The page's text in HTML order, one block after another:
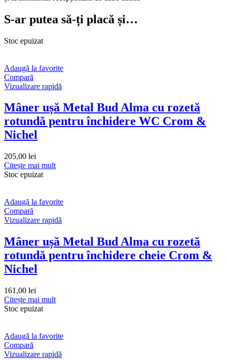
S-ar putea să-ți placă și…
Stoc epuizat
Adaugă la favorite
Compară
Vizualizare rapidă
Mâner ușă Metal Bud Alma cu rozetă
rotundă pentru închidere WC Crom &
Nichel
205,00 lei
Citește mai mult
Stoc epuizat
Adaugă la favorite
Compară
Vizualizare rapidă
Mâner ușă Metal Bud Alma cu rozetă
rotundă pentru închidere cheie Crom &
Nichel
161,00 lei
Citește mai mult
Stoc epuizat
Adaugă la favorite
Compară
Vizualizare rapidă